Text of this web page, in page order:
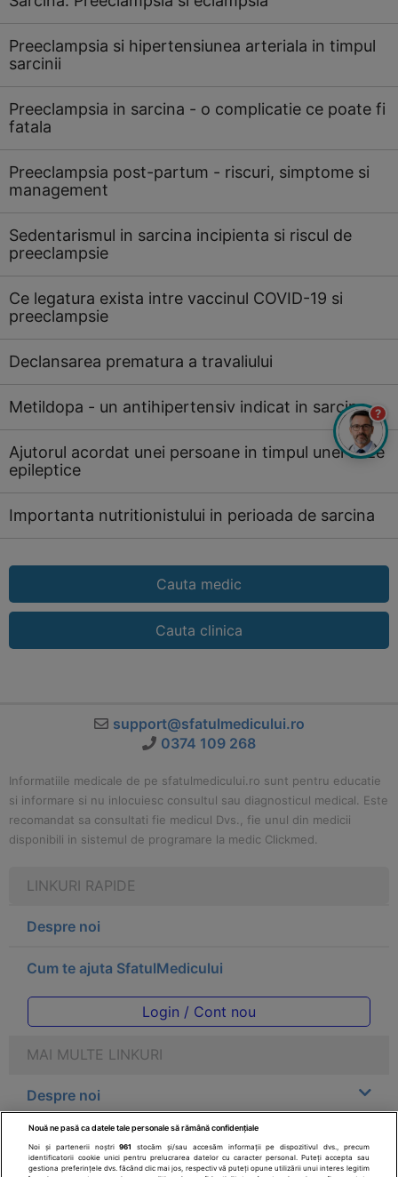
Preeclampsia si hipertensiunea arteriala in timpul
sarcinii
Preeclampsia in sarcina - o complicatie ce poate fi
fatala
Preeclampsia post-partum - riscuri, simptome si
management
Sedentarismul in sarcina incipienta si riscul de
preeclampsie
Ce legatura exista intre vaccinul COVID-19 si
preeclampsie
Declansarea prematura a travaliului
Metildopa - un antihipertensiv indicat in sarcina
Ajutorul acordat unei persoane in timpul unei crize
epileptice
Importanta nutritionistului in perioada de sarcina
Cauta medic
Cauta clinica
support@sfatulmedicului.ro
0374 109 268
Informatiile medicale de pe sfatulmedicului.ro sunt pentru educatie
si informare si nu inlocuiesc consultul sau diagnosticul medical. Este
recomandat sa consultati fie medicul Dvs., fie unul din medicii
disponibili in sistemul de programare la medic Clickmed.
LINKURI RAPIDE
Despre noi
Cum te ajuta SfatulMedicului
Login / Cont nou
MAI MULTE LINKURI
Despre noi
Legal
?
Nouă ne pasă ca datele tale personale să rămână confidențiale
Noi și partenerii noștri961
stocăm și/sau accesăm informații pe dispozitivul dvs., precum
identificatorii cookie unici pentru prelucrarea datelor cu caracter personal. Puteți accepta sau
gestiona preferințele dvs. făcând clic mai jos, respectiv vă puteți opune utilizării unui interes legitim